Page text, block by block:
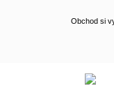
Obchod si